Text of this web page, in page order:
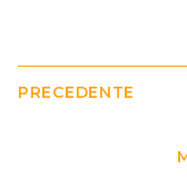
PRECEDENTE